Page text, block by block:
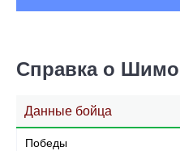
Справка о
Данные бойца
Победы